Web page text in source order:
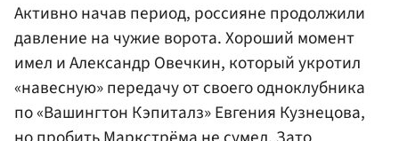
Активно начав период, россияне продолжили
давление на чужие ворота. Хороший момент
имел и Александр Овечкин, который укротил
«навесную» передачу от своего одноклубника
по «Вашингтон Кэпиталз» Евгения Кузнецова,